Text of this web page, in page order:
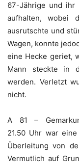
67-Jährige und ihr
aufhalten, wobei
ausrutschte und
Wagen, konnte
eine Hecke geriet,
Mann steckte in
werden. Verletzt
nicht.
A 81 –
21.50 Uhr war
Überleitung von
Vermutlich auf